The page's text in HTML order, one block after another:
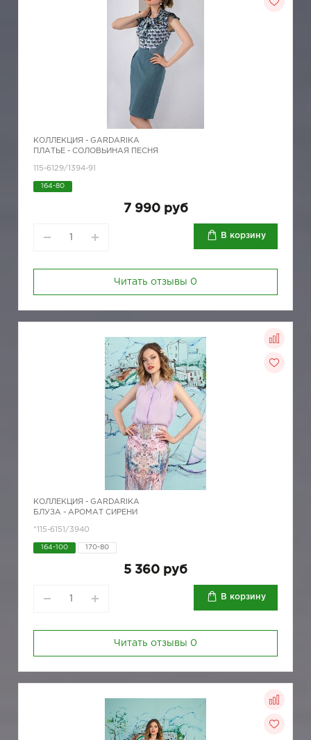
КОЛЛЕКЦИЯ - GARDARIKA
ПЛАТЬЕ - СОЛОВЬИНАЯ ПЕСНЯ
115-6129/1394-91
164-80
7 990 руб
В корзину
Читать отзывы 0
КОЛЛЕКЦИЯ - GARDARIKA
БЛУЗА - АРОМАТ СИРЕНИ
*115-6151/3940
164-100 170-80
5 360 руб
В корзину
Читать отзывы 0